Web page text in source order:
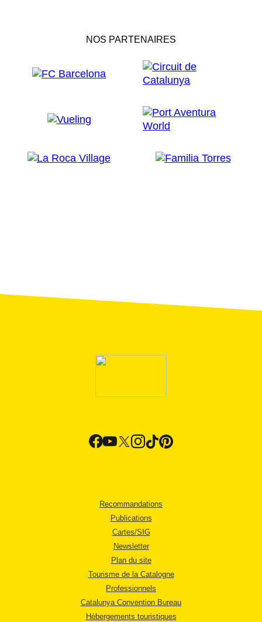
NOS PARTENAIRES
Recommandations
Publications
Cartes/SIG
Newsletter
Plan du site
Tourisme de la Catalogne
Professionnels
Catalunya Convention Bureau
Hébergements touristiques